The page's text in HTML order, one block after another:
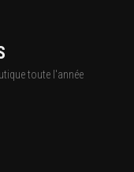
toute l'année